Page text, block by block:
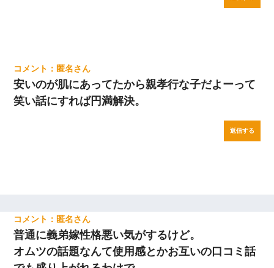
匿名
安いのが肌にあってたから親孝行な子だよーって
笑い話にすれば円満解決。
返信する
匿名
普通に義弟嫁性格悪い気がするけど。
オムツの話題なんて使用感とかお互いの口コミ話